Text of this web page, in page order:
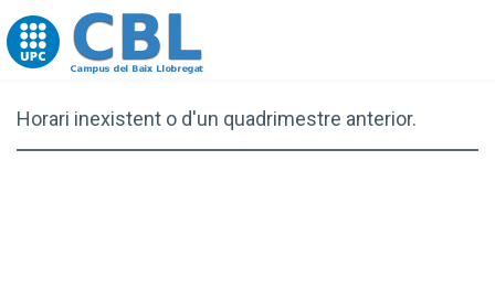
Go to upc.edu
Horari inexistent o d'un quadrimestre anterior.